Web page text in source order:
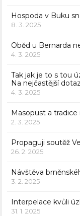
Hospoda v Buku
8. 3. 2025
Oběd u Bernarda
4. 3. 2025
Tak jak je to s tou
Na nejčastější
4. 3. 2025
Masopust a tradice
2. 3. 2025
Propaguji soutěž
26. 2. 2025
Návštěva
3. 2. 2025
Interpelace kvůli
31. 1. 2025